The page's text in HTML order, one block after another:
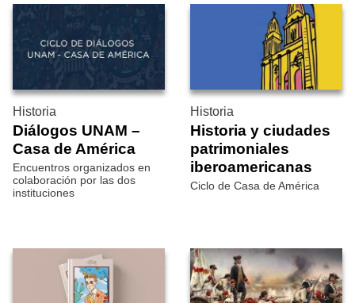
Historia
Diálogos UNAM –
Casa de América
Encuentros organizados en
colaboración por las dos
instituciones
Historia
Historia y ciudades
patrimoniales
iberoamericanas
Ciclo de Casa de América